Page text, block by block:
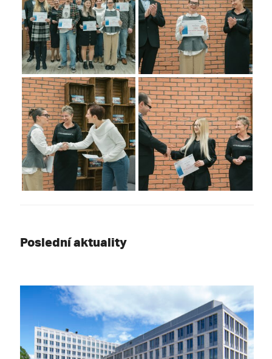
Poslední aktuality